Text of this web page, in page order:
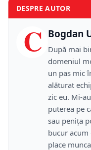
DESPRE AUTOR
C Bogdan
După mai
domeniul
un pas mic
alăturat
zic eu. Mi-
puterea pe
sau peniţa
bucur
place